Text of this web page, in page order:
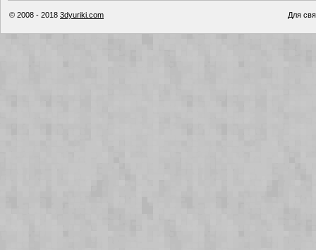
© 2008 - 2018 3dyuriki.com Для